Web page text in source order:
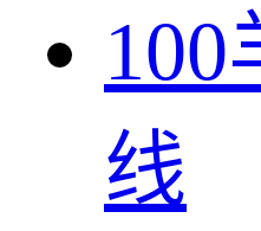
100
线